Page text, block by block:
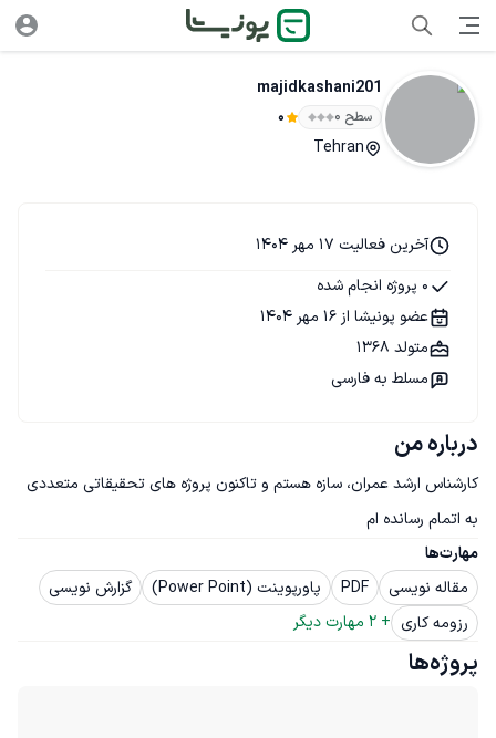
majidkashani201
سطح ۰ 0
Tehran
درباره من
کارشناس ارشد عمران، سازه هستم و تاکنون پروژه های تحقیقاتی متعددی
به اتمام رسانده ام
مهارت‌ها
مقاله نویسی
PDF پاورپوینت (Power Point)
گزارش نویسی
رزومه کاری +
2 مهارت دیگر
آخرین فعالیت 17 مهر 1404
0 پروژه انجام شده
عضو پونیشا از 16 مهر 1404
متولد 1368
مسلط به فارسی
پروژه‌ها